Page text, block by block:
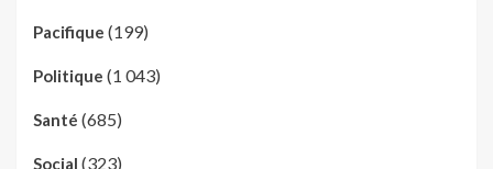
Pacifique (199)
Politique (1 043)
Santé (685)
Social (323)